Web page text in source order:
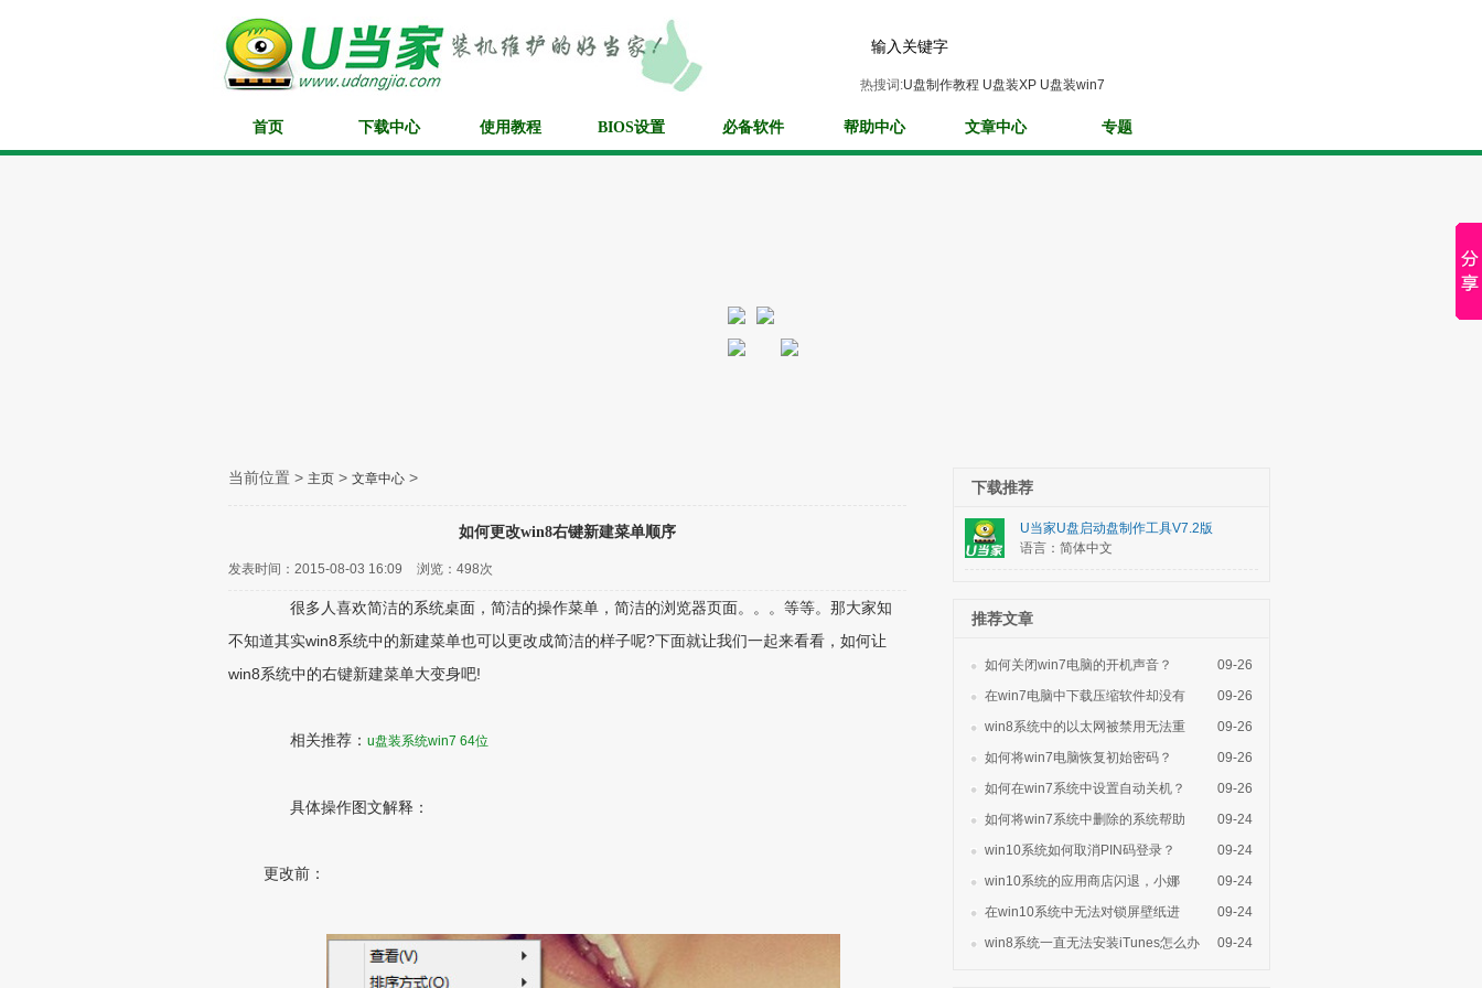
热搜词:U盘制作教程 U盘装XP U盘装win7
首页 下载中心 使用教程 BIOS设置 必备软件 帮助中心 文章中心 专题
当前位置 > 主页 > 文章中心 >
如何更改win8右键新建菜单顺序
发表时间：2015-08-03 16:09 浏览： 498次
很多人喜欢简洁的系统桌面，简洁的操作菜单，简洁的浏览器页面。。。等等。那大家知
不知道其实win8系统中的新建菜单也可以更改成简洁的样子呢?下面就让我们一起来看看，如何让
win8系统中的右键新建菜单大变身吧!
相关推荐： u盘装系统win7 64位
具体操作图文解释：
更改前：
下载推荐
U当家U盘启动盘制作工具V7.2版
语言：简体中文
推荐文章
如何关闭win7电脑的开机声音？
09-26
在win7电脑中下载压缩软件却没有
09-26
win8系统中的以太网被禁用无法重
09-26
如何将win7电脑恢复初始密码？
09-26
如何在win7系统中设置自动关机？
09-26
如何将win7系统中删除的系统帮助
09-24
win10系统如何取消PIN码登录？
09-24
win10系统的应用商店闪退，小娜
09-24
在win10系统中无法对锁屏壁纸进
09-24
win8系统一直无法安装iTunes怎么办
09-24